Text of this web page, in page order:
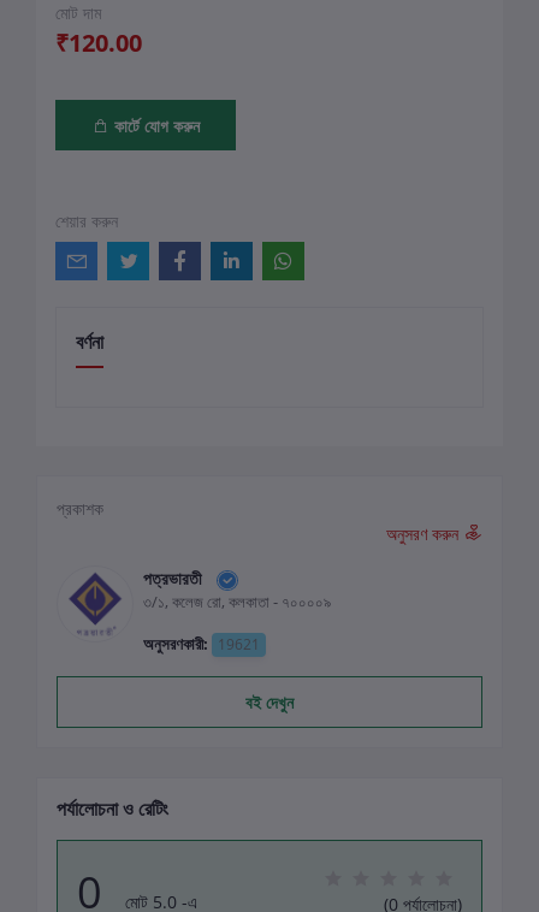
মোট দাম
₹120.00
কার্টে যোগ করুন
শেয়ার করুন
বর্ণনা
প্রকাশক
অনুসরণ করুন
পত্রভারতী
৩/১, কলেজ রো, কলকাতা - ৭০০০০৯
অনুসরণকারী: 19621
বই দেখুন
পর্যালোচনা ও রেটিং
0 মোট 5.0 -এ (0 পর্যালোচনা)